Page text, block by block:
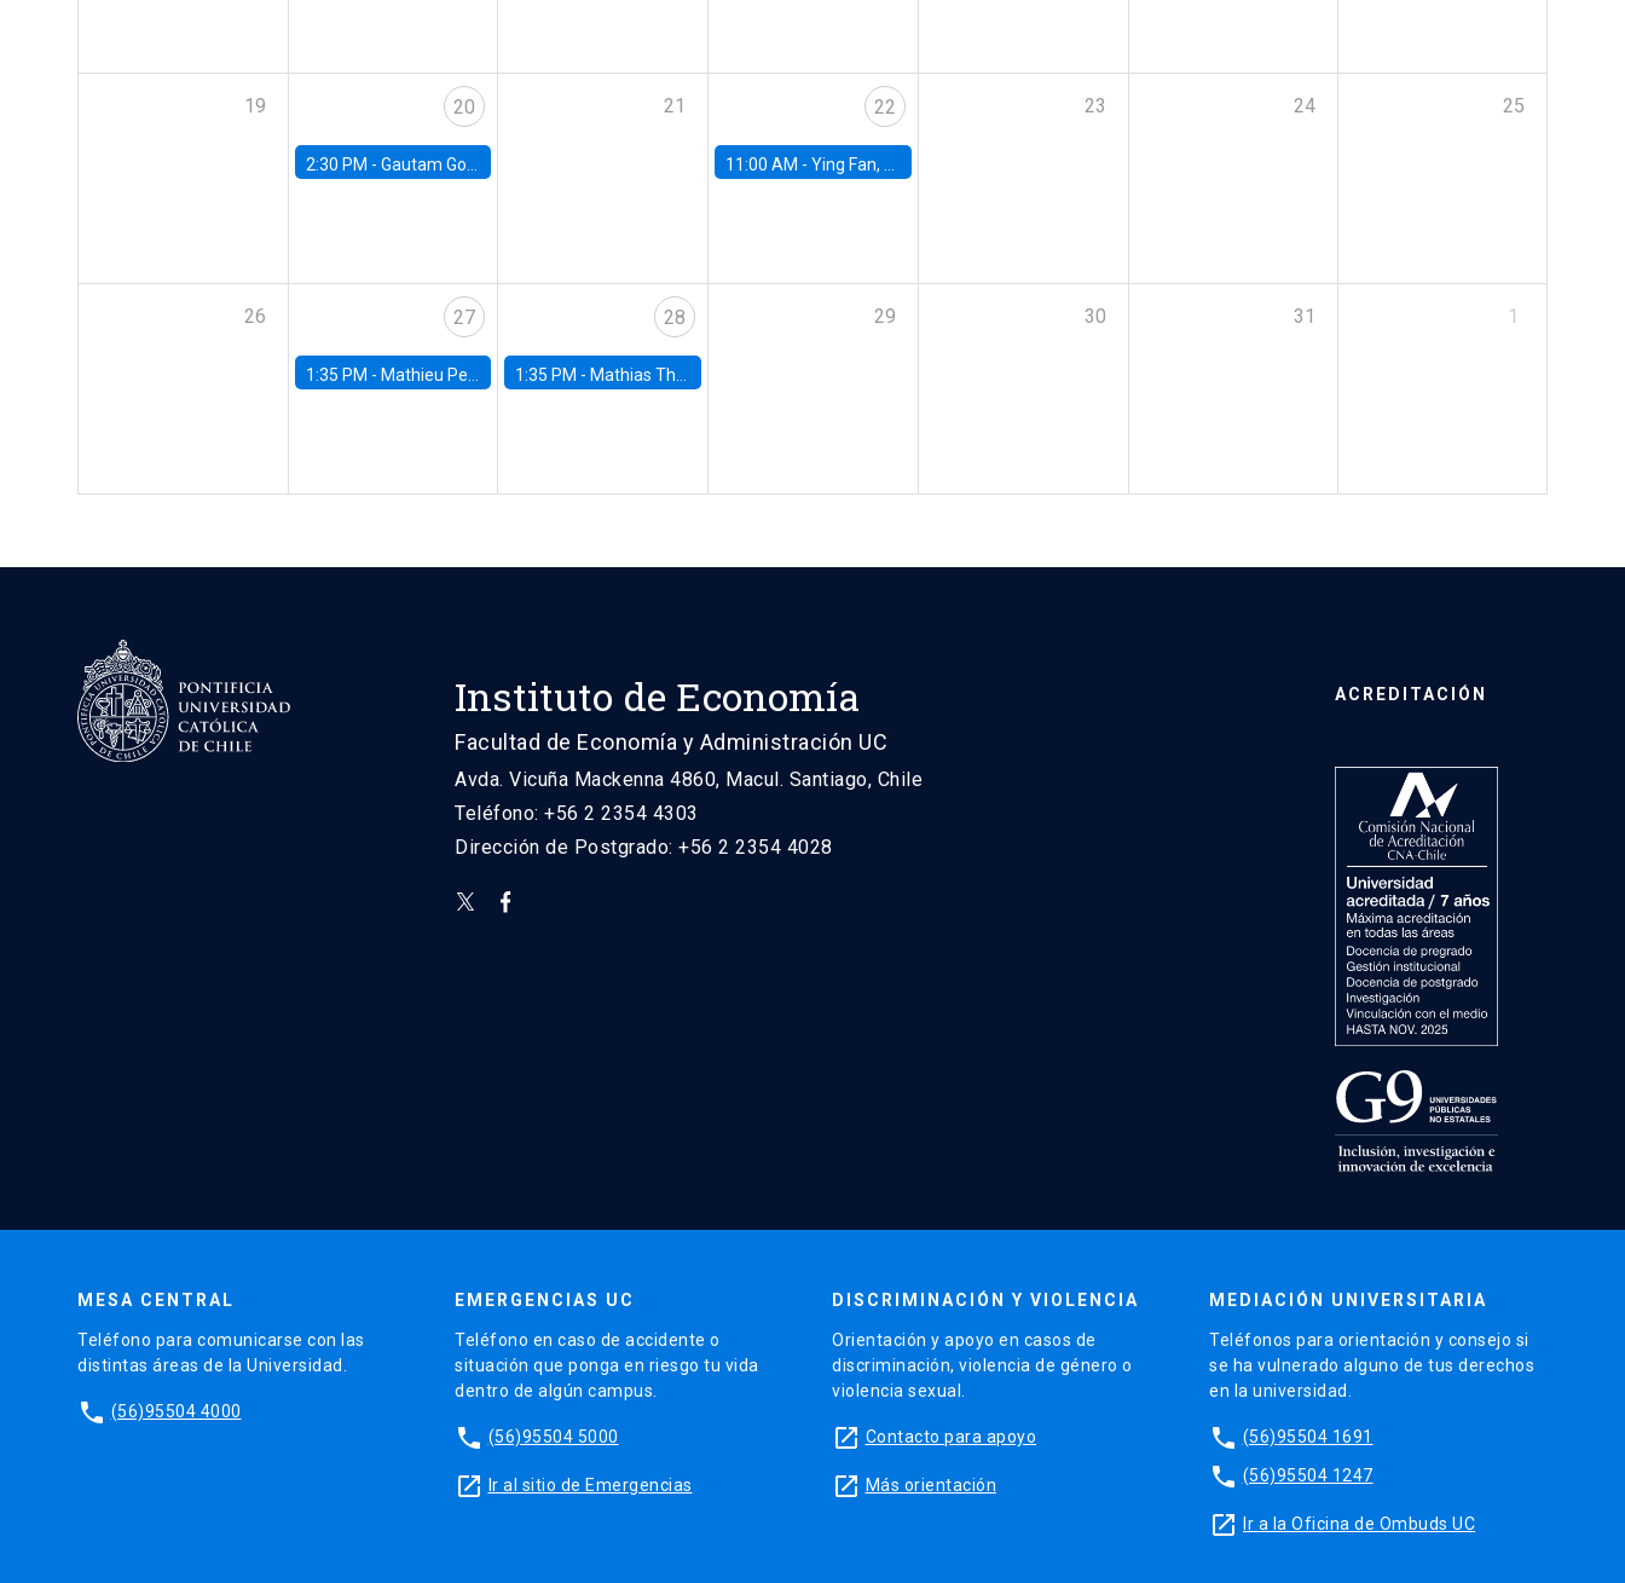
19 20
2:30 PM - Gautam Gowrisankaran, Columbia University
21 22
11:00 AM -Ying Fan, University of Michigan
23 24 25
26 27
1:35 PM - Mathieu Pedemonte, IDB
28
1:35 PM - Mathias Thoenig, University of Lausanne
29 30 31 1
Instituto de Economía
Facultad de Economía y Administración UC
Avda. Vicuña Mackenna 4860, Macul. Santiago, Chile
Teléfono: +56 2 2354 4303
Dirección de Postgrado: +56 2 2354 4028
ACREDITACIÓN
MESA CENTRAL
Teléfono para comunicarse con las
distintas áreas de la Universidad.
phone (56)95504 4000
EMERGENCIAS UC
Teléfono en caso de accidente o
situación que ponga en riesgo tu vida
dentro de algún campus.
phone (56)95504 5000
launch Ir al sitio de Emergencias
DISCRIMINACIÓN Y VIOLENCIA
Orientación y apoyo en casos de
discriminación, violencia de género o
violencia sexual.
launch Contacto para apoyo
launch Más orientación
MEDIACIÓN UNIVERSITARIA
Teléfonos para orientación y consejo si
se ha vulnerado alguno de tus derechos
en la universidad.
phone (56)95504 1691
phone (56)95504 1247
launch Ir a la Oficina de Ombuds UC